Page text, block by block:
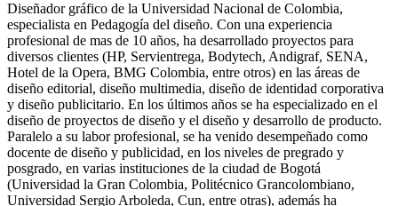
Diseñador gráfico de la Universidad Nacional de Colombia,
especialista en Pedagogía del diseño. Con una experiencia
profesional de mas de 10 años, ha desarrollado proyectos para
diversos clientes (HP, Servientrega, Bodytech, Andigraf, SENA,
Hotel de la Opera, BMG Colombia, entre otros) en las áreas de
diseño editorial, diseño multimedia, diseño de identidad corporativa
y diseño publicitario. En los últimos años se ha especializado en el
diseño de proyectos de diseño y el diseño y desarrollo de producto.
Paralelo a su labor profesional, se ha venido desempeñado como
docente de diseño y publicidad, en los niveles de pregrado y
posgrado, en varias instituciones de la ciudad de Bogotá
(Universidad la Gran Colombia, Politécnico Grancolombiano,
Universidad Sergio Arboleda, Cun, entre otras), además ha